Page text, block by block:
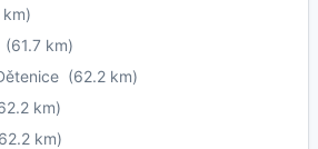
km)
(61.7 km)
(62.2 km)
km)
km)